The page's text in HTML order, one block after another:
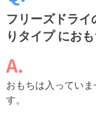
フリーズドライ
りタイプ にお
おもちは入ってい
す。